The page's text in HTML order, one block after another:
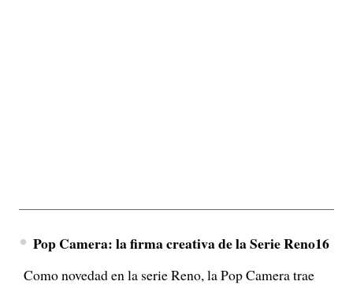
Pop Camera: la firma creativa de la Serie Reno16
Como novedad en la serie Reno, la Pop Camera trae